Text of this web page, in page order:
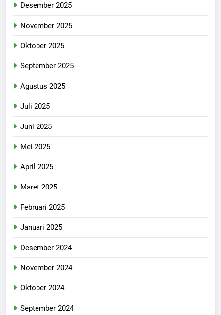
Desember 2025
November 2025
Oktober 2025
September 2025
Agustus 2025
Juli 2025
Juni 2025
Mei 2025
April 2025
Maret 2025
Februari 2025
Januari 2025
Desember 2024
November 2024
Oktober 2024
September 2024